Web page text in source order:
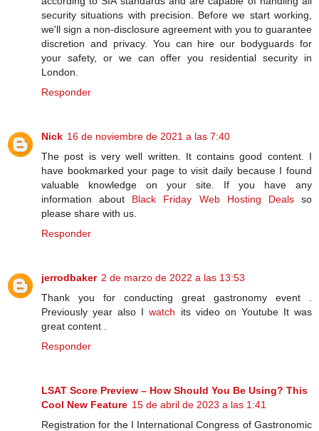
security situations with precision. Before we start working,
we'll sign a non-disclosure agreement with you to guarantee
discretion and privacy. You can hire our bodyguards for
your safety, or we can offer you residential security in
London.
Responder
Nick 16 de noviembre de 2021 a las 7:40
The post is very well written. It contains good content. I
have bookmarked your page to visit daily because I found
valuable knowledge on your site. If you have any
information about Black Friday Web Hosting Dealsso
please share with us.
Responder
jerrodbaker 2 de marzo de 2022 a las 13:53
Thank you for conducting great gastronomy event .
Previously year also Iwatch its video on Youtube It was
great content .
Responder
LSAT Score Preview – How Should You Be Using? This
Cool New Feature 15 de abril de 2023 a las 1:41
Registration for the I International Congress of Gastronomic